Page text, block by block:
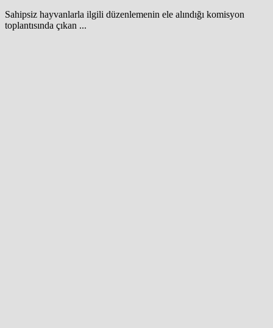
Sahipsiz hayvanlarla ilgili düzenlemenin ele alındığı komisyon
toplantısında çıkan ...